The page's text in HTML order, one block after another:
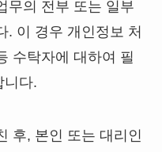
무의 전부 또는 일부
. 이 경우 개인정보 처
수탁자에 대하여 필
니다.
후, 본인 또는 대리인